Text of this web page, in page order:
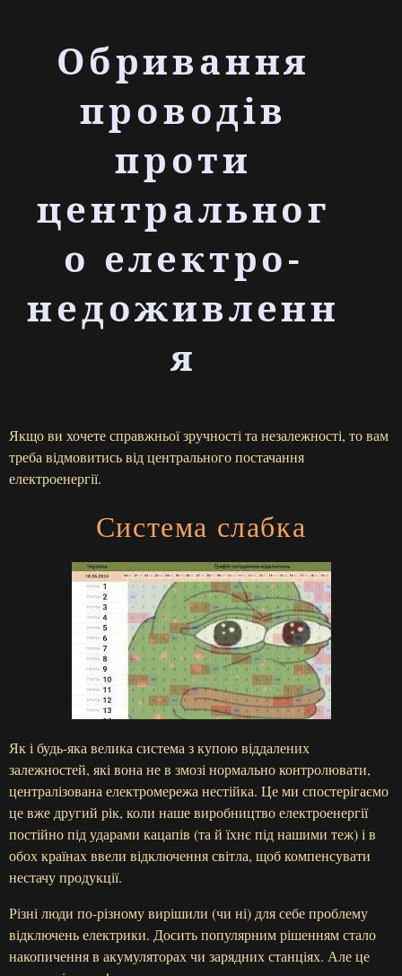
Обривання
проводів
проти
центральног
о електро-
недоживленн
я
Якщо ви хочете справжньої зручності та незалежності, то вам
треба відмовитись від центрального постачання
електроенергії.
Система слабка
Як і будь-яка велика система з купою віддалених
залежностей, які вона не в змозі нормально контролювати,
централізована електромережа нестійка. Це ми спостерігаємо
це вже другий рік, коли наше виробництво електроенергії
постійно під ударами кацапів (та й їхнє під нашими теж) і в
обох країнах ввели відключення світла, щоб компенсувати
нестачу продукції.
Різні люди по-різному вирішили (чи ні) для себе проблему
відключень електрики. Досить популярним рішенням стало
накопичення в акумуляторах чи зарядних станціях. Але це